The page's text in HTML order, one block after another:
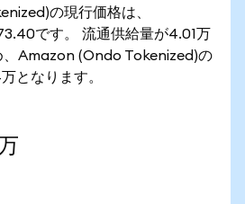
の現行価格は、
です。 流通供給量が4.01万
Amazon (Ondo Tokenized)の
となります。